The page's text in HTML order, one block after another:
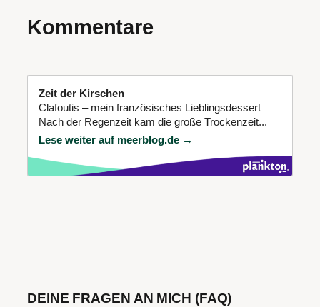
Kommentare
Zeit der Kirschen
Clafoutis – mein französisches Lieblingsdessert
Nach der Regenzeit kam die große Trockenzeit...
Lese weiter auf meerblog.de →
DEINE FRAGEN AN MICH (FAQ)